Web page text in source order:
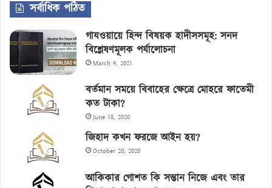
সর্বাধিক পঠিত
গাযওয়ায়ে হিন্দ বিষয়ক হাদীসসমূহ: সনদ
বিশ্লেষণমূলক পর্যালোচনা
March 9, 2021
বর্তমান সময়ে বিবাহের ক্ষেত্রে মোহরে ফাতেমী
কত টাকা?
June 18, 2020
জিহাদ কখন ফরজে আইন হয়?
October 20, 2020
আকিকার গোশত কি সন্তান নিজে এবং তার